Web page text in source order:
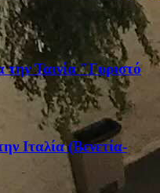
Ταινία "Γυριστό
Ιταλία (Βενετία-